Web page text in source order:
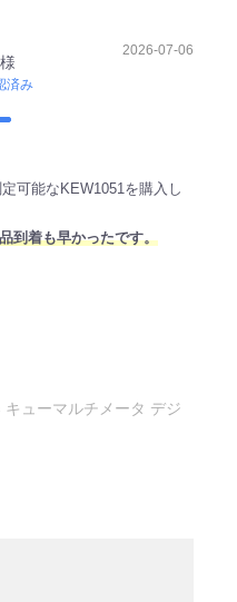
済み
2026-07-06
可能なKEW1051を購入し
到着も早かったです。
ューマルチメータ デジ